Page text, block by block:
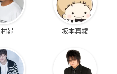
昴 坂本真綾